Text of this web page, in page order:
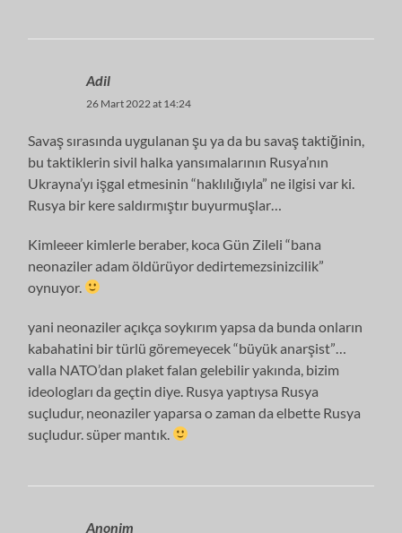
Adil
26 Mart 2022 at 14:24
Savaş sırasında uygulanan şu ya da bu savaş taktiğinin,
bu taktiklerin sivil halka yansımalarının Rusya’nın
Ukrayna’yı işgal etmesinin “haklılığıyla” ne ilgisi var ki.
Rusya bir kere saldırmıştır buyurmuşlar…
Kimleeer kimlerle beraber, koca Gün Zileli “bana
neonaziler adam öldürüyor dedirtemezsinizcilik”
oynuyor.
yani neonaziler açıkça soykırım yapsa da bunda onların
kabahatini bir türlü göremeyecek “büyük anarşist”…
valla NATO’dan plaket falan gelebilir yakında, bizim
ideologları da geçtin diye. Rusya yaptıysa Rusya
suçludur, neonaziler yaparsa o zaman da elbette Rusya
suçludur. süper mantık.
Anonim